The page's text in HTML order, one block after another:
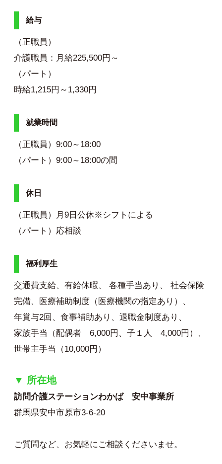
給与
（正職員）
介護職員：月給225,500円～
（パート）
時給1,215円～1,330円
就業時間
（正職員）9:00～18:00
（パート）9:00～18:00の間
休日
（正職員）月9日公休※シフトによる
（パート）応相談
福利厚生
交通費支給、有給休暇、 各種手当あり、 社会保険
完備、医療補助制度（医療機関の指定あり）、
年賞与2回、食事補助あり、退職金制度あり、
家族手当（配偶者 6,000円、子１人 4,000円）、
世帯主手当（10,000円）
▼ 所在地
訪問介護ステーションわかば 安中事業所
群馬県安中市原市3-6-20
ご質問など、お気軽にご相談くださいませ。